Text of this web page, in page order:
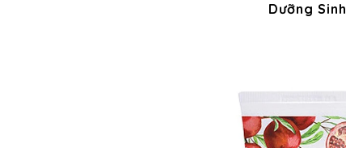
Dưỡng Sinh